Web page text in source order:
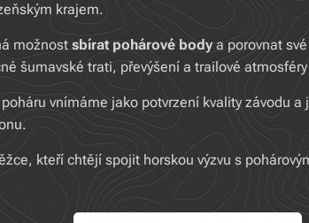
krajem.
možnost sbírat pohárové bodya porovnat
šumavské trati, převýšení a trailové
vnímáme jako potvrzení kvality závodu
kteří chtějí spojit horskou výzvu s